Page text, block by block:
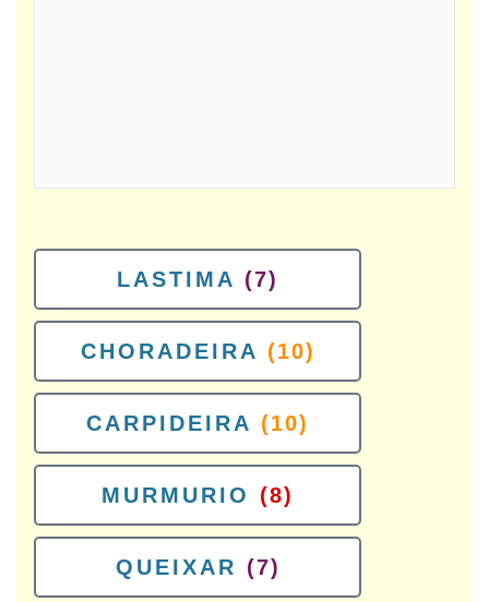
LASTIMA (7)
CHORADEIRA (10)
CARPIDEIRA (10)
MURMURIO (8)
QUEIXAR (7)